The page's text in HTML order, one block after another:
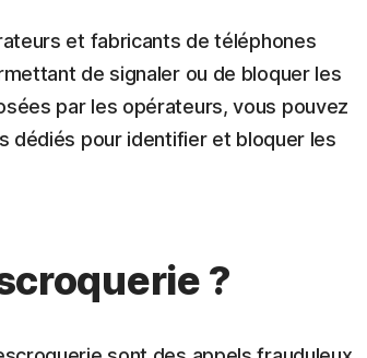
et fabricants de téléphones
de signaler ou de bloquer les
par les opérateurs, vous pouvez
dédiés pour identifier et bloquer les
?